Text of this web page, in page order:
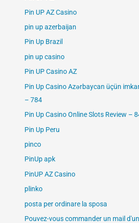
Pin UP AZ Casino
pin up azerbaijan
Pin Up Brazil
pin up casino
Pin UP Casino AZ
Pin Up Casino Azərbaycan üçün
– 784
Pin Up Casino Online Slots Review –
Pin Up Peru
pinco
PinUp apk
PinUP AZ Casino
plinko
posta per ordinare la sposa
Pouvez-vous commander un mail